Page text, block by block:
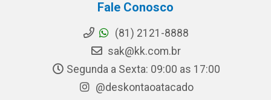
Fale Conosco
(81) 2121-8888
sak@kk.com.br
Segunda a Sexta: 09:00 as 17:00
@deskontaoatacado